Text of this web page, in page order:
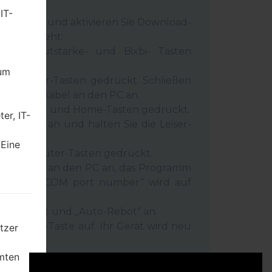
aus und aktivieren Sie Download-
wie es geht:
, Lautstärke- und Bixbi- Tasten
Leiser-Tasten gedrückt. Schließen
USB-Kabel an den PC an.
, Lauter- und Home-Tasten gedrückt.
Kabel an und halten Sie die Leiser-
und Lauter-Tasten gedrückt.
Telefon an den PC an, das Programm
„Start“-Taste auf. Ihr Gerät wird neu
IT-